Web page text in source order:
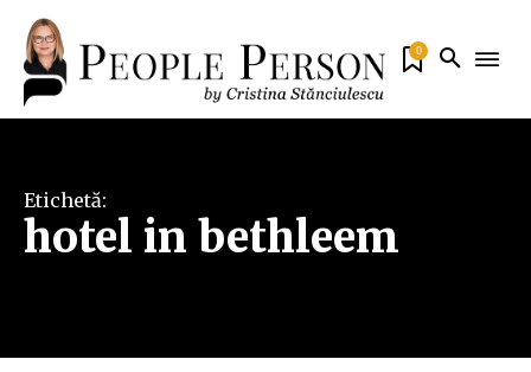
0
Etichetă:
hotel in bethleem